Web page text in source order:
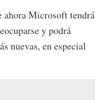
ahora Microsoft tendrá
y podrá
nuevas, en especial